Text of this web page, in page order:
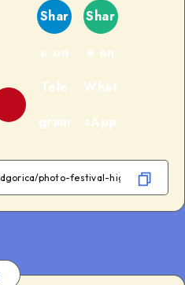
Shar
e on
Tele
gram
Shar
e on
What
sApp